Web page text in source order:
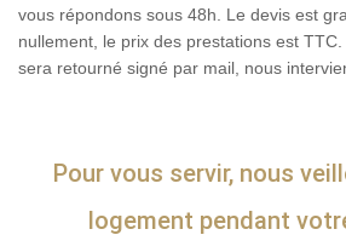
vous répondons sous 48h. Le devis est
nullement, le prix des prestations est
sera retourné signé par mail, nous
Pour vous servir, nous
logement pendant